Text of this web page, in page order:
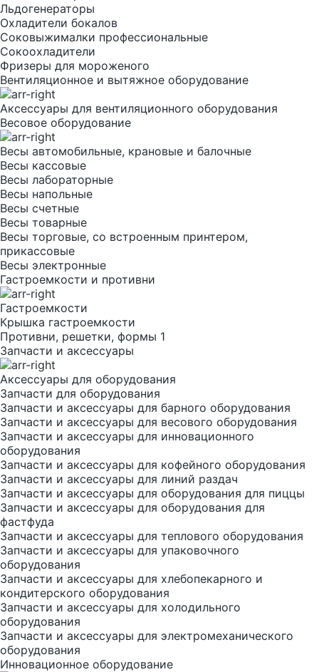
Льдогенераторы
Охладители бокалов
Соковыжималки профессиональные
Сокоохладители
Фризеры для мороженого
Вентиляционное и вытяжное оборудование
Аксессуары для вентиляционного оборудования
Весовое оборудование
Весы автомобильные, крановые и балочные
Весы кассовые
Весы лабораторные
Весы напольные
Весы счетные
Весы товарные
Весы торговые, со встроенным принтером,
прикассовые
Весы электронные
Гастроемкости и противни
Гастроемкости
Крышка гастроемкости
Противни, решетки, формы 1
Запчасти и аксессуары
Аксессуары для оборудования
Запчасти для оборудования
Запчасти и аксессуары для барного оборудования
Запчасти и аксессуары для весового оборудования
Запчасти и аксессуары для инновационного
оборудования
Запчасти и аксессуары для кофейного оборудования
Запчасти и аксессуары для линий раздач
Запчасти и аксессуары для оборудования для пиццы
Запчасти и аксессуары для оборудования для
фастфуда
Запчасти и аксессуары для теплового оборудования
Запчасти и аксессуары для упаковочного
оборудования
Запчасти и аксессуары для хлебопекарного и
кондитерского оборудования
Запчасти и аксессуары для холодильного
оборудования
Запчасти и аксессуары для электромеханического
оборудования
Инновационное оборудование